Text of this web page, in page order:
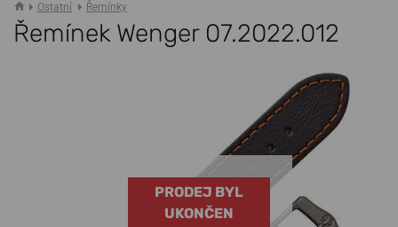
Ostatní Řemínky
Řemínek Wenger 07.2022.012
PRODEJ BYL
UKONČEN